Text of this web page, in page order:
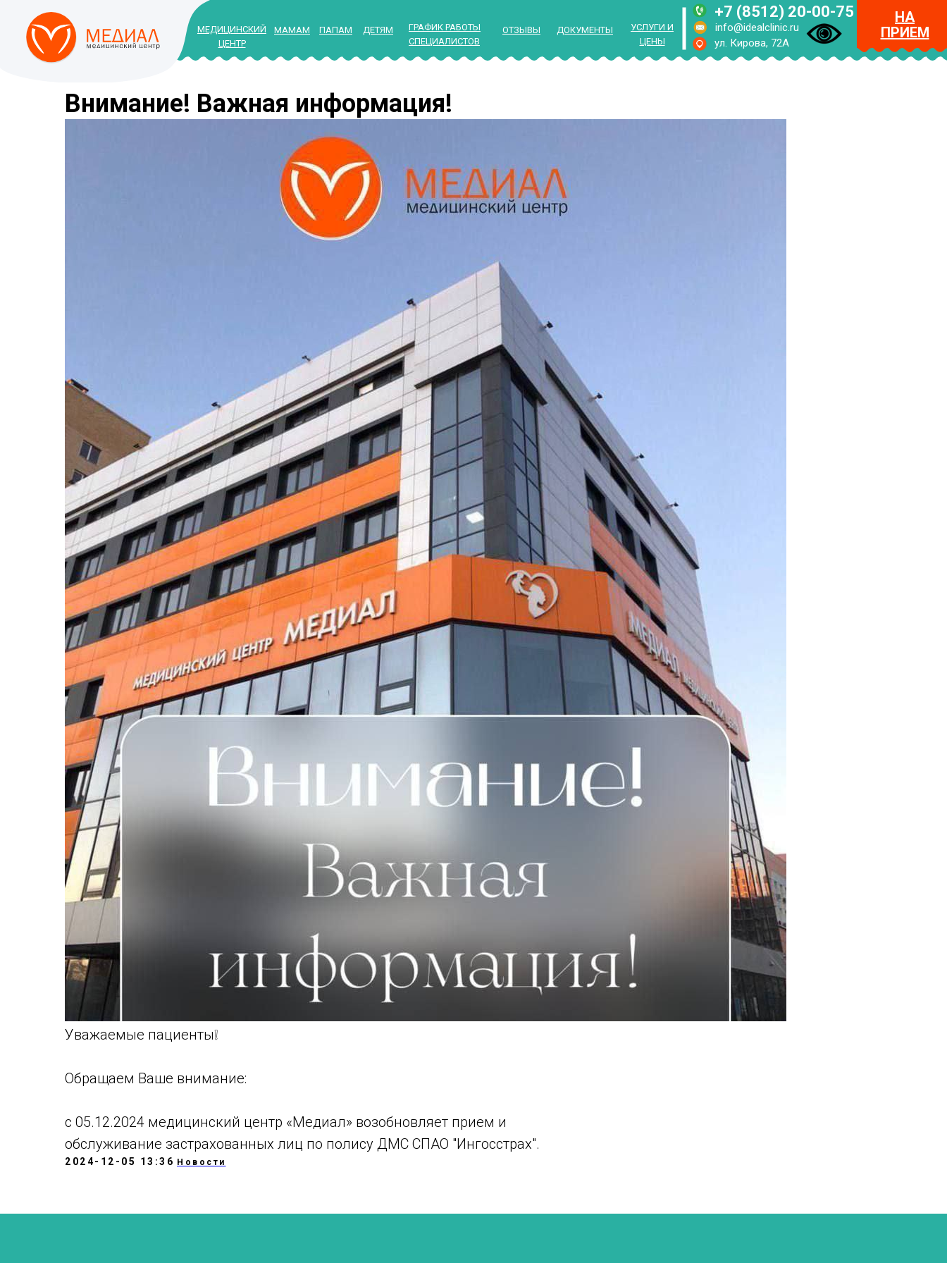
МЕДИЦИНСКИЙ
ЦЕНТР
МАМАМ ПАПАМ ДЕТЯМ
ГРАФИК РАБОТЫ
СПЕЦИАЛИСТОВ
НА
ПРИЕМ
+7 (8512) 20-00-75
info@idealclinic.ru
ул. Кирова, 72А
ОТЗЫВЫ ДОКУМЕНТЫ
УСЛУГИ И
ЦЕНЫ
Внимание! Важная информация!
Уважаемые пациенты❕
Обращаем Ваше внимание:
с 05.12.2024 медицинский центр «Медиал» возобновляет прием и
обслуживание застрахованных лиц по полису ДМС СПАО "Ингосстрах".
2024-12-05 13:36 Новости